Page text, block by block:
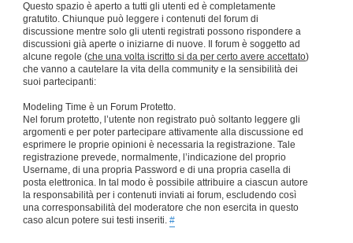
Questo spazio è aperto a tutti gli utenti ed è completamente
gratutito. Chiunque può leggere i contenuti del forum di
discussione mentre solo gli utenti registrati possono rispondere a
discussioni già aperte o iniziarne di nuove. Il forum è soggetto ad
alcune regole (che una volta iscritto si da per certo avere accettato)
che vanno a cautelare la vita della community e la sensibilità dei
suoi partecipanti:
Modeling Time è un Forum Protetto.
Nel forum protetto, l’utente non registrato può soltanto leggere gli
argomenti e per poter partecipare attivamente alla discussione ed
esprimere le proprie opinioni è necessaria la registrazione. Tale
registrazione prevede, normalmente, l’indicazione del proprio
Username, di una propria Password e di una propria casella di
posta elettronica. In tal modo è possibile attribuire a ciascun autore
la responsabilità per i contenuti inviati ai forum, escludendo così
una corresponsabilità del moderatore che non esercita in questo
caso alcun potere sui testi inseriti. #